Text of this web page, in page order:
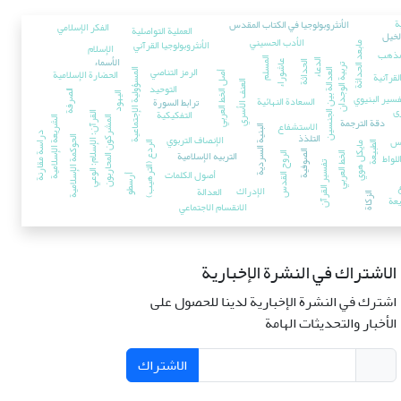
دقة الترجمة
الطبيعة اللواط
البنيوي العدالة بين الجنسين السعادة النهائية
الاستشفاع
عاشوراء
العنف الأسري تربية الوجدان
مايكل هوي
مابعد الحداثة
أصل الخط العربي
البنية السردية
ترابط السورة المسؤولية الإجتماعية التلذذ الإنصاف التربوي
تفسير القرآن المشركون المحاربون التربیه الإسلامیة الحوکمة الإسلامیة
الرمز التناصي
الخط العربي
الأدب الحسيني
الحضارة الإسلامية
الشريعة الإسلامية
الحداثة
الروح القدس
الأنثروبولوجيا في الکتاب المقدس
الردع (الترهيب) القرآن؛ الإسلام؛ الوعي
الأنثروبولوجيا القرآني
أصول الكلمات
الإدراك
الصوفیة
الانقسام الاجتماعي
العملية التواصلية
التوحيد
المسلم
دراسة مقارنة
التفکیکیة
الدعاء
الإسلام
الأسماء
العدالة الزكاة
الفكر الإسلامي
أرسطو
الصرفة الیهود
الاشتراك في النشرة الإخبارية
اشترك في النشرة الإخبارية لدينا للحصول على
الأخبار والتحديثات الهامة
الاشتراك